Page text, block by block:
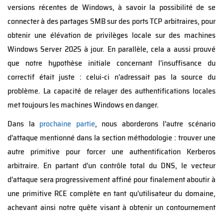
versions récentes de Windows, à savoir la possibilité de se
connecter à des partages SMB sur des ports TCP arbitraires, pour
obtenir une élévation de privilèges locale sur des machines
Windows Server 2025 à jour. En parallèle, cela a aussi prouvé
que notre hypothèse initiale concernant l'insuffisance du
correctif était juste : celui-ci n'adressait pas la source du
problème. La capacité de relayer des authentifications locales
met toujours les machines Windows en danger.
Dans la prochaine partie, nous aborderons l'autre scénario
d'attaque mentionné dans la section méthodologie : trouver une
autre primitive pour forcer une authentification Kerberos
arbitraire. En partant d'un contrôle total du DNS, le vecteur
d'attaque sera progressivement affiné pour finalement aboutir à
une primitive RCE complète en tant qu'utilisateur du domaine,
achevant ainsi notre quête visant à obtenir un contournement